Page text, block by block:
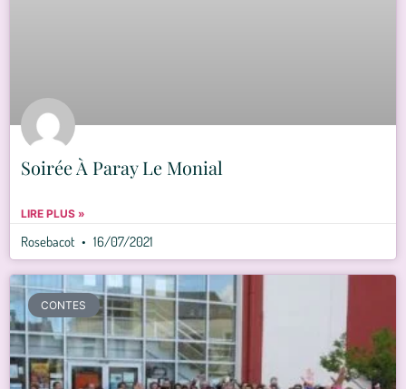
Soirée À Paray Le Monial
LIRE PLUS »
Rosebacot 16/07/2021
CONTES